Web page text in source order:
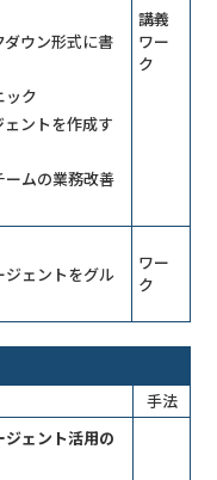
ダウン形式に書
ック
ェントを作成す
ームの業務改善
講義
ワー
ク
ジェントをグル
ワー
ク
手法
ェント活用の